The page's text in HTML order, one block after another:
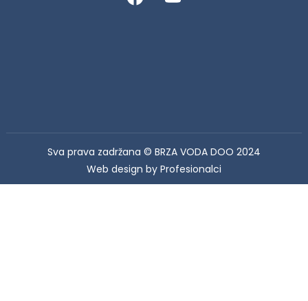
Sva prava zadržana © BRZA VODA DOO 2024
Web design by Profesionalci